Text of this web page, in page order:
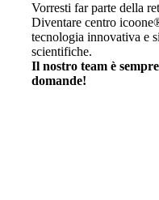
Vorresti far parte della
Diventare centro
tecnologia innovativa e
scientifiche.
Il nostro team è
domande!